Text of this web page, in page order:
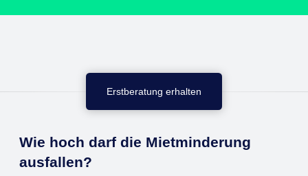
Erstberatung erhalten
Wie hoch darf die Mietminderung
ausfallen?